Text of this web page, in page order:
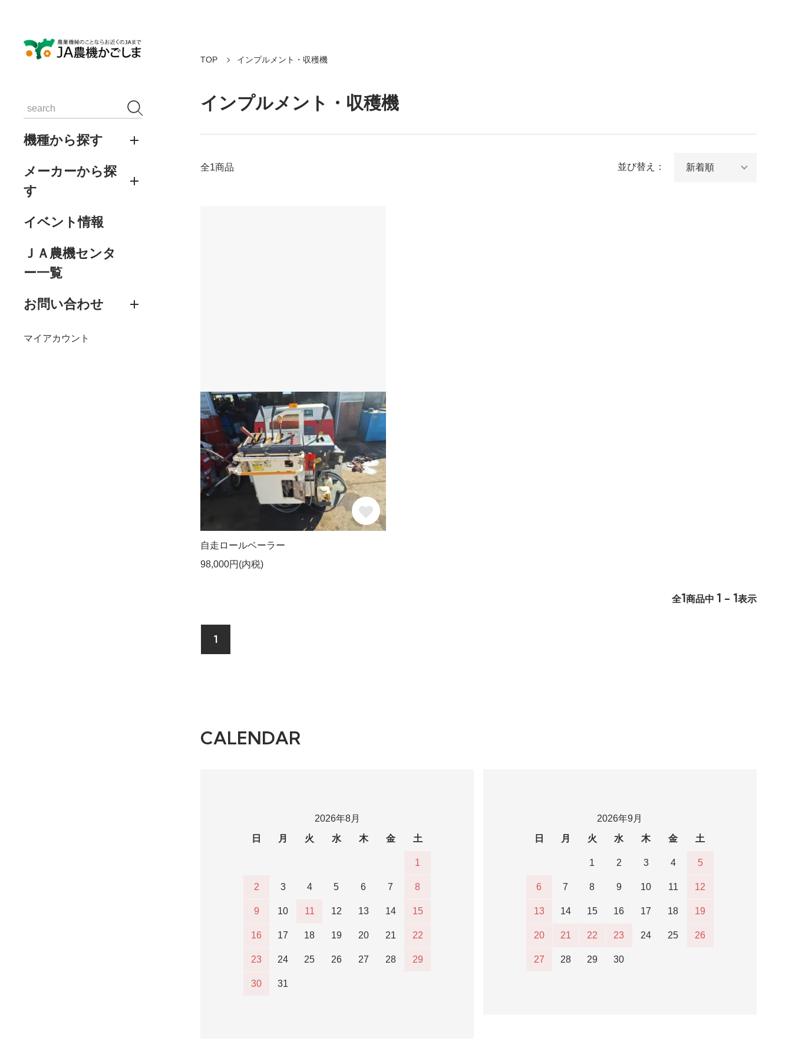
機種から探す
メーカーから探
す
イベント情報
ＪＡ農機センタ
ー一覧
お問い合わせ
マイアカウント
TOP インプルメント・収穫機
インプルメント・収穫機
全1商品 並び替え：
自走ロールベーラー
98,000円(内税)
全1商品中 1 - 1表示
1
CALENDAR
2026年8月
日
月 火 水 木 金 土
1
2 3 4 5 6 7 8
9 10 11 12 13 14 15
16 17 18 19 20 21 22
23 24 25 26 27 28 29
30 31
2026年9月
日
月 火 水 木 金 土
1 2 3 4 5
6 7 8 9 10 11 12
13 14 15 16 17 18 19
20 21 22 23 24 25 26
27 28 29 30